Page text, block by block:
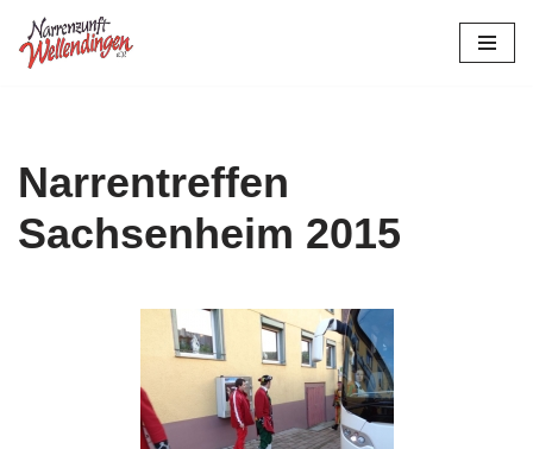
Zum
Narrentreffen
Sachsenheim 2015